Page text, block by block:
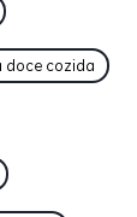
doce cozida